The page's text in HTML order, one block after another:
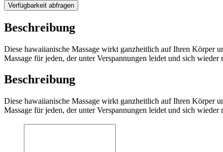
Verfügbarkeit abfragen
Beschreibung
Diese hawaiianische Massage wirkt ganzheitlich auf Ihren Körper
Massage für jeden, der unter Verspannungen leidet und sich
Beschreibung
Diese hawaiianische Massage wirkt ganzheitlich auf Ihren Körper
Massage für jeden, der unter Verspannungen leidet und sich